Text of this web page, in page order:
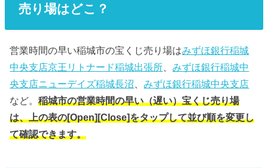
売り場はどこ？
営業時間の早い稲城市の宝くじ売り場はみずほ銀行稲城
中央支店京王リトナード稲城出張所 、みずほ銀行稲城中
央支店ニューデイズ稲城長沼 、みずほ銀行稲城中央支店
など。稲城市の営業時間の早い（遅い）宝くじ売り場
は、上の表の[Open][Close]をタップして並び順を変更し
て確認できます。